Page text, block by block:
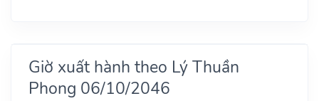
Giờ xuất hành theo Lý Thuần
Phong 06/10/2046